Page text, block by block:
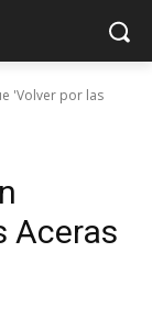
'Volver por las
Aceras